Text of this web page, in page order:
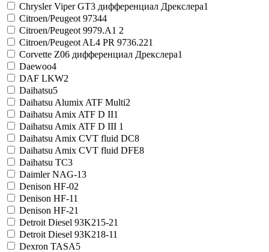
Chrysler Viper GT3 дифференциал Дрекслера1
Citroen/Peugeot 97344
Citroen/Peugeot 9979.A1 2
Citroen/Peugeot AL4 PR 9736.221
Corvette Z06 дифференциал Дрекслера1
Daewoo4
DAF LKW2
Daihatsu5
Daihatsu Alumix ATF Multi2
Daihatsu Amix ATF D II1
Daihatsu Amix ATF D III 1
Daihatsu Amix CVT fluid DC8
Daihatsu Amix CVT fluid DFE8
Daihatsu TC3
Daimler NAG-13
Denison HF-02
Denison HF-11
Denison HF-21
Detroit Diesel 93K215-21
Detroit Diesel 93K218-11
Dexron TASA5